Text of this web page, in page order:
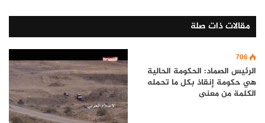
مقالات ذات صلة
706
الرئيس الصماد: الحكومة الحالية
هي حكومة إنقاذ بكل ما تحمله
الكلمة من معنى